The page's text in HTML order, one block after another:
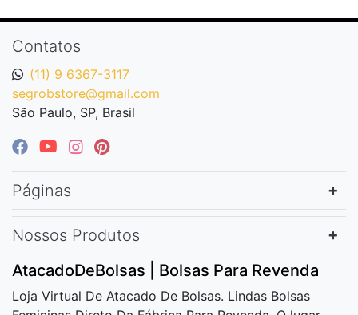
Contatos
(11) 9 6367-3117
segrobstore@gmail.com
São Paulo, SP, Brasil
Páginas
Nossos Produtos
AtacadoDeBolsas | Bolsas Para Revenda
Loja Virtual De Atacado De Bolsas. Lindas Bolsas